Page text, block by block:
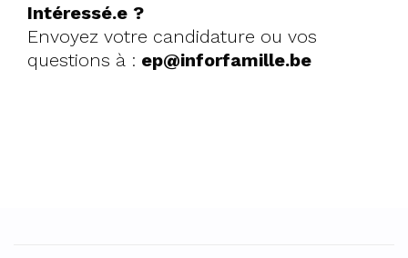
Intéressé.e ?
Envoyez votre candidature ou vos
questions à : ep@inforfamille.be